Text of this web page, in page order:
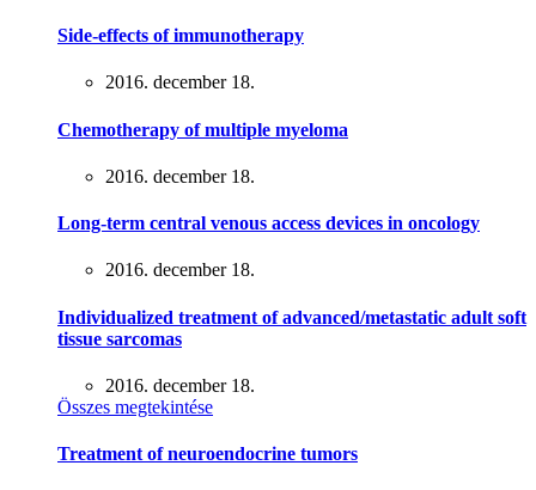
Side-effects of immunotherapy
2016. december 18.
Chemotherapy of multiple myeloma
2016. december 18.
Long-term central venous access devices in oncology
2016. december 18.
Individualized treatment of advanced/metastatic adult soft
tissue sarcomas
2016. december 18.
Összes megtekintése
Treatment of neuroendocrine tumors